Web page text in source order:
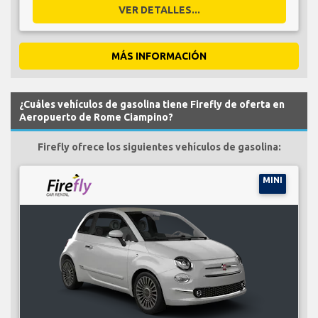
VER DETALLES...
MÁS INFORMACIÓN
¿Cuáles vehículos de gasolina tiene Firefly de oferta en
Aeropuerto de Rome Ciampino?
Firefly ofrece los siguientes vehículos de gasolina:
MINI